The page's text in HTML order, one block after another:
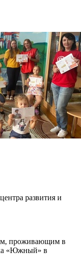
развития и
проживающим в
«Южный» в